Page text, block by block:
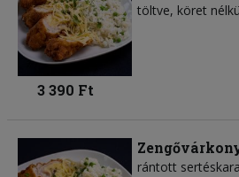
töltve, köret
3 390 Ft
rántott